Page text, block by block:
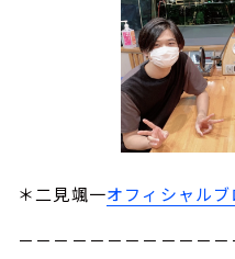
＊二見颯一オフィシャルブ
－－－－－－－－－－－